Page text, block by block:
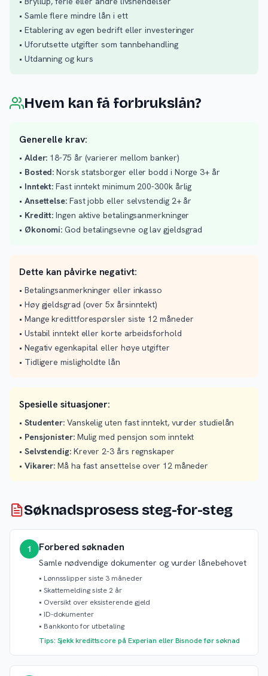
• Samle flere mindre lån i ett
• Etablering av egen bedrift eller investeringer
• Uforutsette utgifter som tannbehandling
• Utdanning og kurs
Hvem kan få forbrukslån?
Generelle krav:
• Alder: 18-75 år (varierer mellom banker)
• Bosted: Norsk statsborger eller bodd i Norge 3+ år
• Inntekt: Fast inntekt minimum 200-300k årlig
• Ansettelse:Fast jobb eller selvstendig 2+ år
• Kreditt: Ingen aktive betalingsanmerkninger
• Økonomi: God betalingsevne og lav gjeldsgrad
Dette kan påvirke negativt:
• Betalingsanmerkninger eller inkasso
• Høy gjeldsgrad (over 5x årsinntekt)
• Mange kredittforespørsler siste 12 måneder
• Ustabil inntekt eller korte arbeidsforhold
• Negativ egenkapital eller høye utgifter
• Tidligere misligholdte lån
Spesielle situasjoner:
• Studenter: Vanskelig uten fast inntekt, vurder studielån
• Pensjonister:Mulig med pensjon som inntekt
• Selvstendig:Krever 2-3 års regnskaper
• Vikarer: Må ha fast ansettelse over 12 måneder
Søknadsprosess steg-for-steg
1 Forbered søknaden
Samle nødvendige dokumenter og vurder lånebehovet
• Lønnsslipper siste 3 måneder
• Skattemelding siste 2 år
• Oversikt over eksisterende gjeld
• ID-dokumenter
• Bankkonto for utbetaling
Tips: Sjekk kredittscore på Experian eller Bisnode før søknad